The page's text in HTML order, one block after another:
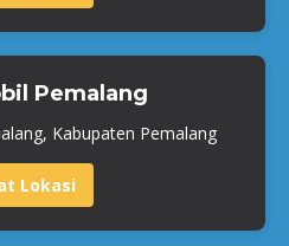
Pemalang
Kabupaten Pemalang
Lokasi